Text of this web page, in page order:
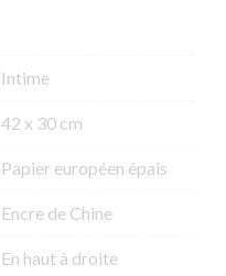
Intime
42 x 30 cm
Papier européen épais
Encre de Chine
En haut à droite